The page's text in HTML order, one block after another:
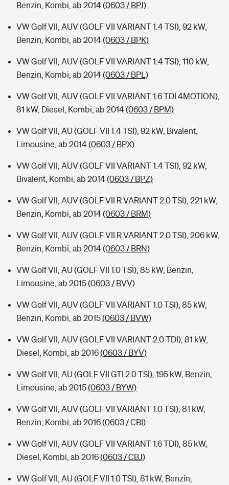
Benzin, Kombi, ab 2014(0603 / BPJ)
VW Golf VII, AUV (GOLF VII VARIANT 1.4 TSI), 92 kW,
Benzin, Kombi, ab 2014(0603 / BPK)
VW Golf VII, AUV (GOLF VII VARIANT 1.4 TSI), 110 kW,
Benzin, Kombi, ab 2014(0603 / BPL)
VW Golf VII, AUV (GOLF VII VARIANT 1.6 TDI 4MOTION),
81 kW, Diesel, Kombi, ab 2014(0603 / BPM)
VW Golf VII, AU (GOLF VII 1.4 TSI), 92 kW, Bivalent,
Limousine, ab 2014(0603 / BPX)
VW Golf VII, AUV (GOLF VII VARIANT 1.4 TSI), 92 kW,
Bivalent, Kombi, ab 2014(0603 / BPZ)
VW Golf VII, AUV (GOLF VII R VARIANT 2.0 TSI), 221 kW,
Benzin, Kombi, ab 2014(0603 / BRM)
VW Golf VII, AUV (GOLF VII R VARIANT 2.0 TSI), 206 kW,
Benzin, Kombi, ab 2014(0603 / BRN)
VW Golf VII, AU (GOLF VII 1.0 TSI), 85 kW, Benzin,
Limousine, ab 2015(0603 / BVV)
VW Golf VII, AUV (GOLF VII VARIANT 1.0 TSI), 85 kW,
Benzin, Kombi, ab 2015(0603 / BVW)
VW Golf VII, AUV (GOLF VII VARIANT 2.0 TDI), 81 kW,
Diesel, Kombi, ab 2016(0603 / BYV)
VW Golf VII, AU (GOLF VII GTI 2.0 TSI), 195 kW, Benzin,
Limousine, ab 2015(0603 / BYW)
VW Golf VII, AUV (GOLF VII VARIANT 1.0 TSI), 81 kW,
Benzin, Kombi, ab 2016(0603 / CBI)
VW Golf VII, AUV (GOLF VII VARIANT 1.6 TDI), 85 kW,
Diesel, Kombi, ab 2016(0603 / CBJ)
VW Golf VII, AU (GOLF VII 1.0 TSI), 81 kW, Benzin,